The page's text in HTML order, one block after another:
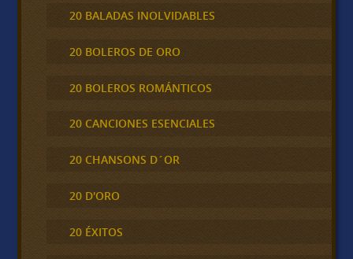
20 BALADAS INOLVIDABLES
20 BOLEROS DE ORO
20 BOLEROS ROMÁNTICOS
20 CANCIONES ESENCIALES
20 CHANSONS D´OR
20 D'ORO
20 ÉXITOS